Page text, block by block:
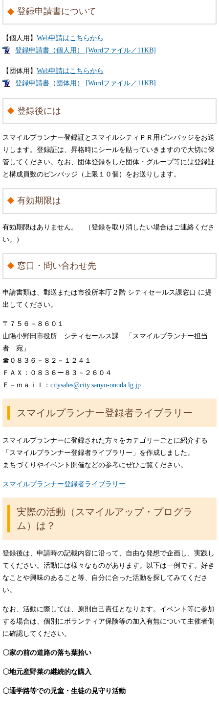
登録申請書について
【個人用】 Web申請はこちらから
登録申請書（個人用） [Wordファイル／11KB]
【団体用】 Web申請はこちらから
登録申請書（団体用） [Wordファイル／11KB]
登録後には
スマイルプランナー登録証とスマイルシティＰＲ用ピンバッジをお送
りします。登録証は、昇格時にシールを貼っていきますので大切に保
管してください。なお、団体登録をした団体・グループ等には登録証
と構成員数のピンバッジ（上限１０個）をお送りします。
有効期限は
有効期限はありません。 （登録を取り消したい場合はご連絡くださ
い。）
窓口・問い合わせ先
申請書類は、郵送または市役所本庁２階 シティセールス課窓口 に提
出してください。
〒７５６－８６０１
山陽小野田市役所 シティセールス課 「スマイルプランナー担当
者 宛」
☎０８３６－８２－１２４１
ＦＡＸ：０８３６ー８３－２６０４
Ｅ－ｍａｉｌ： citysales@city.sanyo-onoda.lg.jp
スマイルプランナー登録者ライブラリー
スマイルプランナーに登録された方々をカテゴリーごとに紹介する
「スマイルプランナー登録者ライブラリー」を作成しました。
まちづくりやイベント開催などの参考にぜひご覧ください。
スマイルプランナー登録者ライブラリー
実際の活動（スマイルアップ・プログラ
ム）は？
登録後は、申請時の記載内容に沿って、自由な発想で企画し、実践し
てください。活動には様々なものがあります。以下は一例です。好き
なことや興味のあること等、自分に合った活動を探してみてくださ
い。
なお、活動に際しては、原則自己責任となります。イベント等に参加
する場合は、個別にボランティア保険等の加入有無について主催者側
に確認してください。
〇家の前の道路の落ち葉拾い
〇地元産野菜の継続的な購入
〇通学路等での児童・生徒の見守り活動